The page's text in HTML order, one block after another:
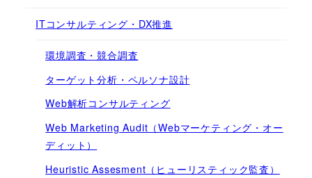
ITコンサルティング・DX推進
環境調査・競合調査
ターゲット分析・ペルソナ設計
Web解析コンサルティング
Web Marketing Audit（Webマーケティング・オー
ディット）
Heuristic Assesment（ヒューリスティック監査）